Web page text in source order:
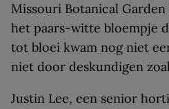
Missouri Botanical
het paars-witte bloempje
tot bloei kwam nog niet
niet door deskundigen
Justin Lee, een senior